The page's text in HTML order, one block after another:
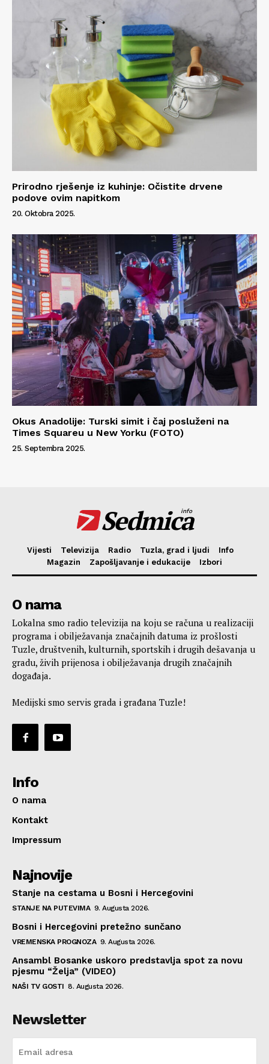
Prirodno rješenje iz kuhinje: Očistite drvene
podove ovim napitkom
20. Oktobra 2025.
Okus Anadolije: Turski simit i čaj posluženi na
Times Squareu u New Yorku (FOTO)
25. Septembra 2025.
Sedmica
info
Vijesti Televizija Radio Tuzla, grad i ljudi
Info
Magazin
Zapošljavanje i edukacije Izbori
O nama
Lokalna smo radio televizija na koju se računa u realizaciji
programa i obilježavanja značajnih datuma iz prošlosti
Tuzle, društvenih, kulturnih, sportskih i drugih dešavanja u
gradu, živih prijenosa i obilježavanja drugih značajnih
događaja.
Medijski smo servis grada i građana Tuzle!
Info
O nama
Kontakt
Impressum
Najnovije
Stanje na cestama u Bosni i Hercegovini
STANJE NA PUTEVIMA 9. Augusta 2026.
Bosni i Hercegovini pretežno sunčano
VREMENSKA PROGNOZA 9. Augusta 2026.
Ansambl Bosanke uskoro predstavlja spot za novu
pjesmu “Želja” (VIDEO)
NAŠI TV GOSTI 8. Augusta 2026.
Newsletter